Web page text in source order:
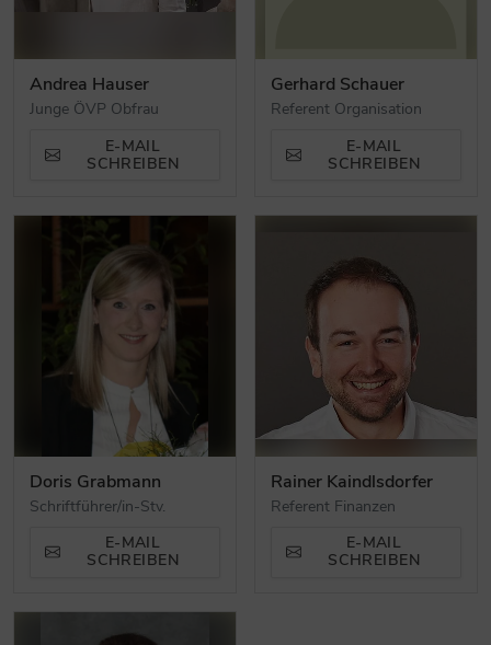
Andrea Hauser
Junge ÖVP Obfrau
E-MAIL
SCHREIBEN
Gerhard Schauer
Referent Organisation
E-MAIL
SCHREIBEN
Doris Grabmann
Schriftführer/in-Stv.
E-MAIL
SCHREIBEN
Rainer Kaindlsdorfer
Referent Finanzen
E-MAIL
SCHREIBEN